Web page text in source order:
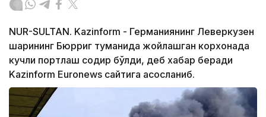
NUR-SULTAN. Kazinform - Германиянинг Леверкузен
шаҳрининг Бюрриг туманида жойлашган корхонада
кучли портлаш содир бўлди, деб хабар беради
Kazinform Euronews сайтига асосланиб.